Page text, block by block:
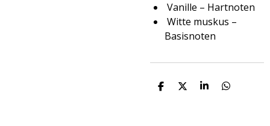
Vanille – Hartnoten
Witte muskus –
Basisnoten
D
D
S
D